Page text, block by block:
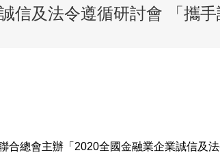
信及法令遵循研討會 「攜
合總會主辦「2020全國金融業企業誠信及